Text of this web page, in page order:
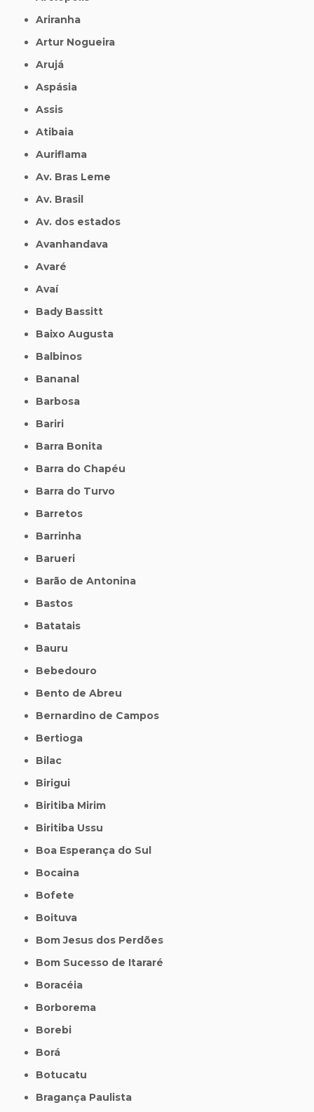
Ariranha
Artur Nogueira
Arujá
Aspásia
Assis
Atibaia
Auriflama
Av. Bras Leme
Av. Brasil
Av. dos estados
Avanhandava
Avaré
Avaí
Bady Bassitt
Baixo Augusta
Balbinos
Bananal
Barbosa
Bariri
Barra Bonita
Barra do Chapéu
Barra do Turvo
Barretos
Barrinha
Barueri
Barão de Antonina
Bastos
Batatais
Bauru
Bebedouro
Bento de Abreu
Bernardino de Campos
Bertioga
Bilac
Birigui
Biritiba Mirim
Biritiba Ussu
Boa Esperança do Sul
Bocaina
Bofete
Boituva
Bom Jesus dos Perdões
Bom Sucesso de Itararé
Boracéia
Borborema
Borebi
Borá
Botucatu
Bragança Paulista